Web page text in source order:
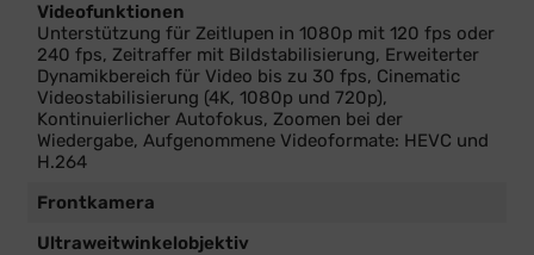
Videofunktionen
Unterstützung für Zeitlupen in 1080p mit 120 fps oder
240 fps, Zeitraffer mit Bildstabilisierung, Erweiterter
Dynamikbereich für Video bis zu 30 fps, Cinematic
Videostabilisierung (4K, 1080p und 720p),
Kontinuierlicher Autofokus, Zoomen bei der
Wiedergabe, Aufgenommene Videoformate: HEVC und
H.264
Frontkamera
Ultraweitwinkelobjektiv